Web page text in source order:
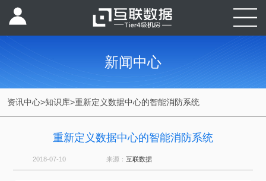
新闻中心
资讯中心>知识库>重新定义数据中心的智能消防系统
重新定义数据中心的智能消防系统
2018-07-10 来源： 互联数据